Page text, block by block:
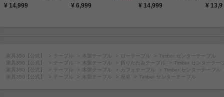
¥ 14,999 ¥ 6,999 ¥ 14,999 ¥
家具350【公式】 テーブル 木製テーブル ローテーブル
Timber センターテーブル
家具350【公式】
テーブル 木製テーブル 折りたたみテーブル
Timber センターテー
家具350【公式】
テーブル 木製テーブル カフェテーブル
Timber センターテーブル
家具350【公式】
テーブル 木製テーブル 座卓 Timber センターテーブル